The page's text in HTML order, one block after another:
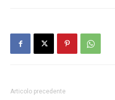
Articolo precedente